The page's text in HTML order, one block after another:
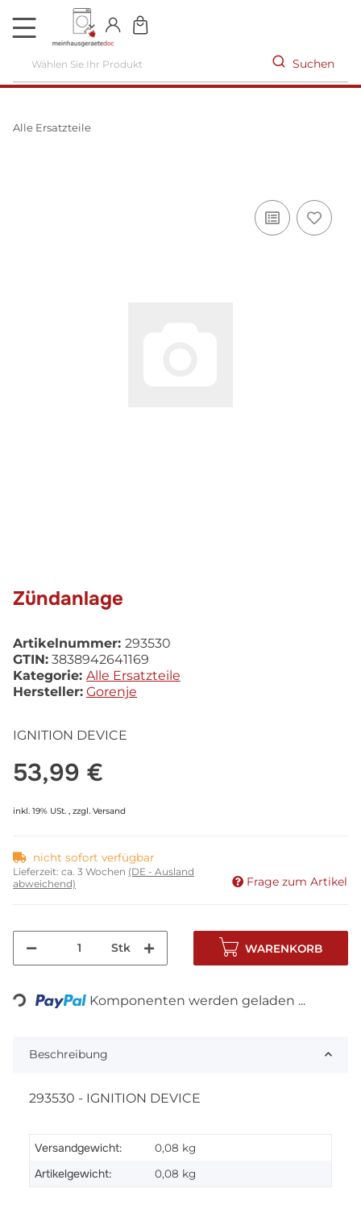
DE
Suchen
Alle Ersatzteile
Zündanlage
Artikelnummer: 293530
GTIN: 3838942641169
Kategorie: Alle Ersatzteile
Hersteller: Gorenje
IGNITION DEVICE
53,99 €
inkl. 19% USt. , zzgl. Versand
nicht sofort verfügbar
Lieferzeit: ca. 3 Wochen (DE - Ausland
abweichend)
Frage zum Artikel
Stk WARENKORB
Komponenten werden geladen ...
Beschreibung
293530 - IGNITION DEVICE
Versandgewicht: 0,08 kg
Artikelgewicht: 0,08 kg